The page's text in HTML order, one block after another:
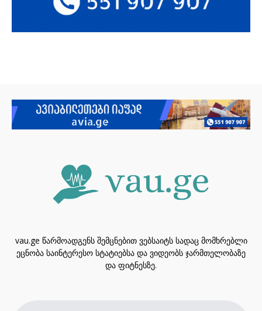
vau.ge წარმოადგენს შემცნებით ვებსაიტს სადაც მომხრებლი
ეცნობა საინტერესო სტატიებსა და ვიდეობს ჯარმთელობაზე
და ფიტნესზე.